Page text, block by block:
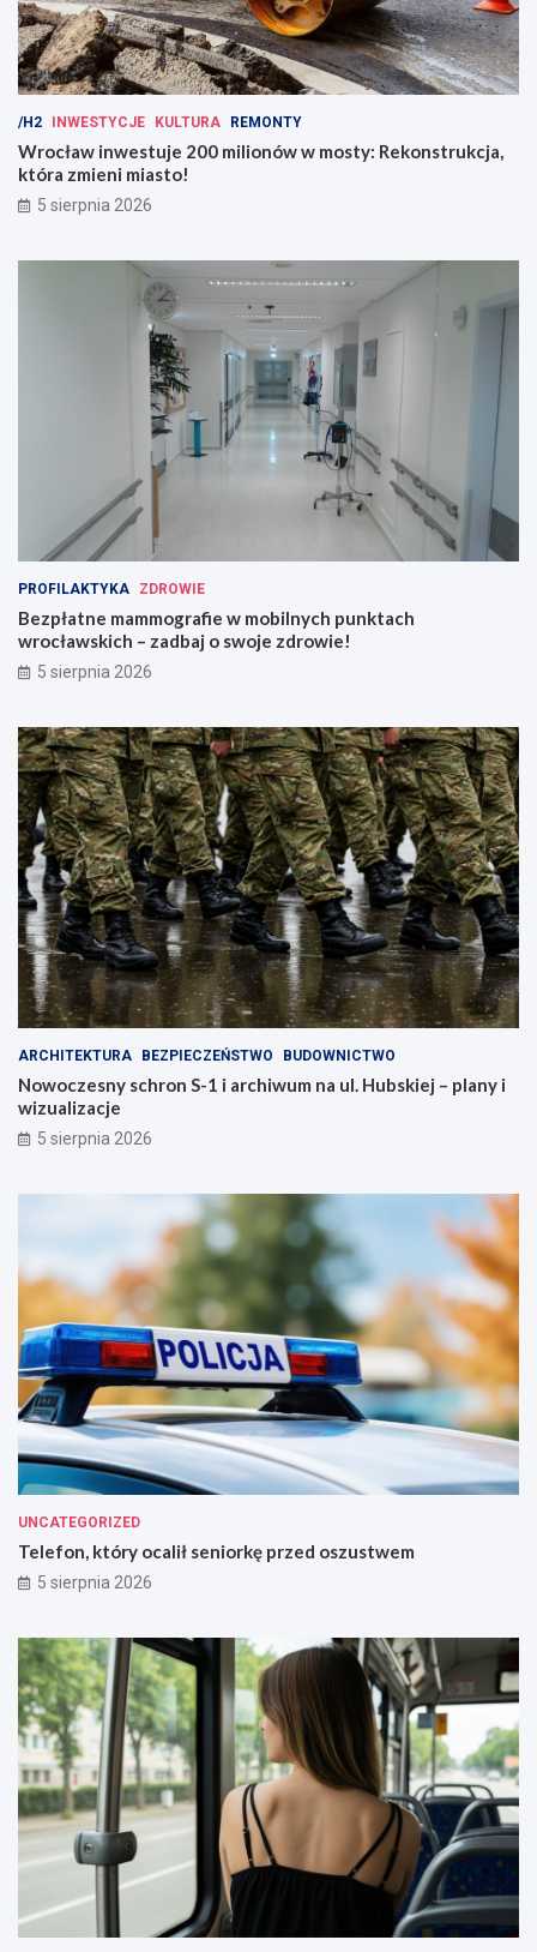
/H2 INWESTYCJE KULTURA REMONTY
Wrocław inwestuje 200 milionów w mosty: Rekonstrukcja,
która zmieni miasto!
5 sierpnia 2026
PROFILAKTYKA ZDROWIE
Bezpłatne mammografie w mobilnych punktach
wrocławskich – zadbaj o swoje zdrowie!
5 sierpnia 2026
ARCHITEKTURA BEZPIECZEŃSTWO BUDOWNICTWO
Nowoczesny schron S-1 i archiwum na ul. Hubskiej – plany i
wizualizacje
5 sierpnia 2026
UNCATEGORIZED
Telefon, który ocalił seniorkę przed oszustwem
5 sierpnia 2026